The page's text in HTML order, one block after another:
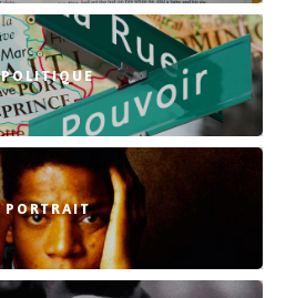
POLITIQUE
PORTRAIT